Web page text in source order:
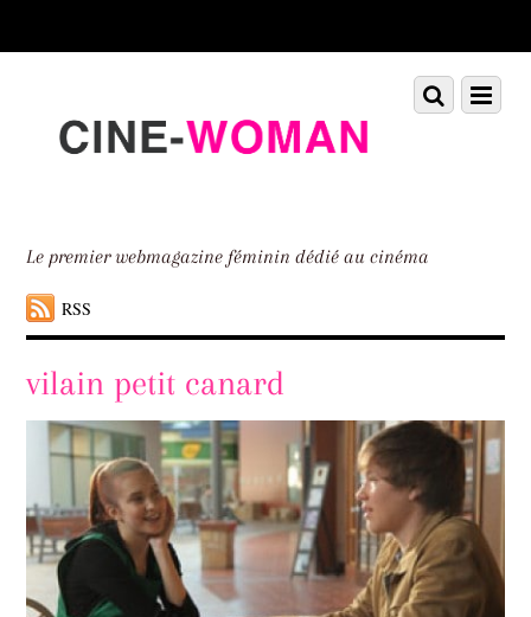
down
Le premier webmagazine féminin dédié au cinéma
RSS
Menu
Scroll
down
vilain petit canard